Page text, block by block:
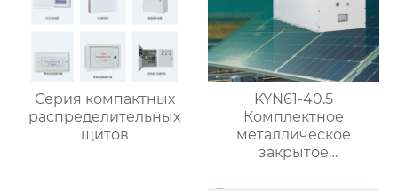
Серия компактных
распределительных
щитов
KYN61-40.5
Комплектное
металлическое
закрытое